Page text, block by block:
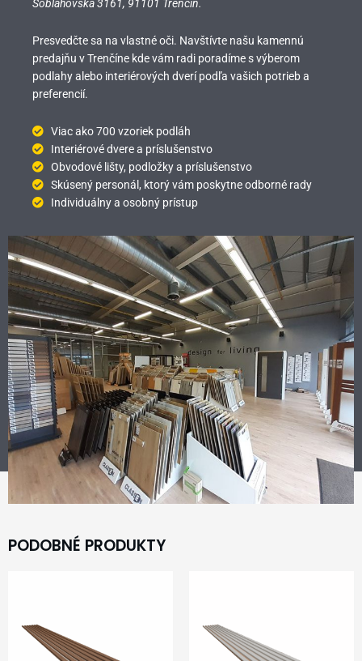
Soblahovská 3161, 91101 Trenčín.
Presvedčte sa na vlastné oči. Navštívte našu kamennú
predajňu v Trenčíne kde vám radi poradíme s výberom
podlahy alebo interiérových dverí podľa vašich potrieb a
preferencií.
Viac ako 700 vzoriek podláh
Interiérové dvere a príslušenstvo
Obvodové lišty, podložky a príslušenstvo
Skúsený personál, ktorý vám poskytne odborné rady
Individuálny a osobný prístup
PODOBNÉ PRODUKTY